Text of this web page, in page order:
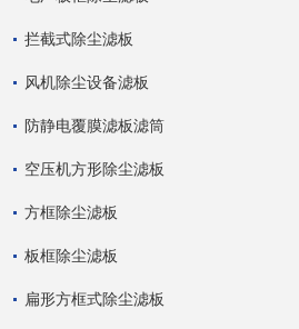
拦截式除尘滤板
风机除尘设备滤板
防静电覆膜滤板滤筒
空压机方形除尘滤板
方框除尘滤板
板框除尘滤板
扁形方框式除尘滤板